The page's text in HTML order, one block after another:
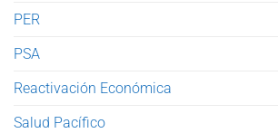
PER
PSA
Reactivación Económica
Salud Pacífico